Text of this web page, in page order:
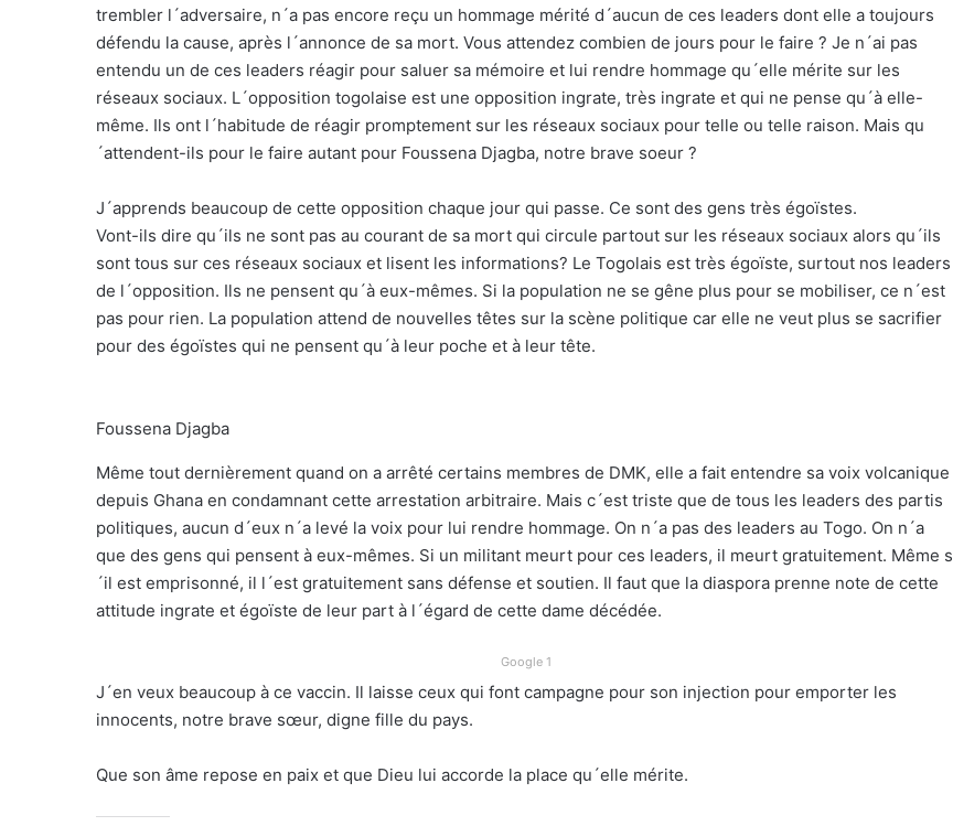
trembler l´adversaire, n´a pas encore reçu un hommage mérité d´aucun de ces leaders dont elle a toujours
défendu la cause, après l´annonce de sa mort. Vous attendez combien de jours pour le faire ? Je n´ai pas
entendu un de ces leaders réagir pour saluer sa mémoire et lui rendre hommage qu´elle mérite sur les
réseaux sociaux. L´opposition togolaise est une opposition ingrate, très ingrate et qui ne pense qu´à elle-
même. Ils ont l´habitude de réagir promptement sur les réseaux sociaux pour telle ou telle raison. Mais qu
´attendent-ils pour le faire autant pour Foussena Djagba, notre brave soeur ?
J´apprends beaucoup de cette opposition chaque jour qui passe. Ce sont des gens très égoïstes.
Vont-ils dire qu´ils ne sont pas au courant de sa mort qui circule partout sur les réseaux sociaux alors qu´ils
sont tous sur ces réseaux sociaux et lisent les informations? Le Togolais est très égoïste, surtout nos leaders
de l´opposition. Ils ne pensent qu´à eux-mêmes. Si la population ne se gêne plus pour se mobiliser, ce n´est
pas pour rien. La population attend de nouvelles têtes sur la scène politique car elle ne veut plus se sacrifier
pour des égoïstes qui ne pensent qu´à leur poche et à leur tête.
Foussena Djagba
Même tout dernièrement quand on a arrêté certains membres de DMK, elle a fait entendre sa voix volcanique
depuis Ghana en condamnant cette arrestation arbitraire. Mais c´est triste que de tous les leaders des partis
politiques, aucun d´eux n´a levé la voix pour lui rendre hommage. On n´a pas des leaders au Togo. On n´a
que des gens qui pensent à eux-mêmes. Si un militant meurt pour ces leaders, il meurt gratuitement. Même s
´il est emprisonné, il l´est gratuitement sans défense et soutien. Il faut que la diaspora prenne note de cette
attitude ingrate et égoïste de leur part à l´égard de cette dame décédée.
Google 1
J´en veux beaucoup à ce vaccin. Il laisse ceux qui font campagne pour son injection pour emporter les
innocents, notre brave sœur, digne fille du pays.
Que son âme repose en paix et que Dieu lui accorde la place qu´elle mérite.